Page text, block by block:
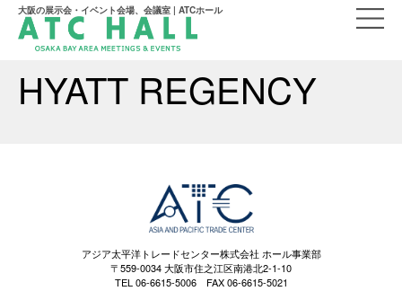
大阪の展示会・イベント会場、会議室 | ATCホール
HYATT REGENCY
アジア太平洋トレードセンター株式会社 ホール事業部
〒559-0034 大阪市住之江区南港北2-1-10
TEL 06-6615-5006 FAX 06-6615-5021